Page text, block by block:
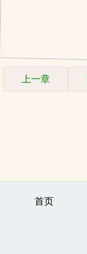
上一章
首页